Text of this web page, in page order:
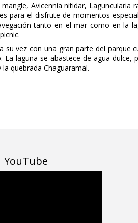
Avicennia nitidar, Laguncularia
para el disfrute de momentos
tanto en el mar como en la
vez con una gran parte del parque
laguna se abastece de agua dulce,
quebrada Chaguaramal.
YouTube